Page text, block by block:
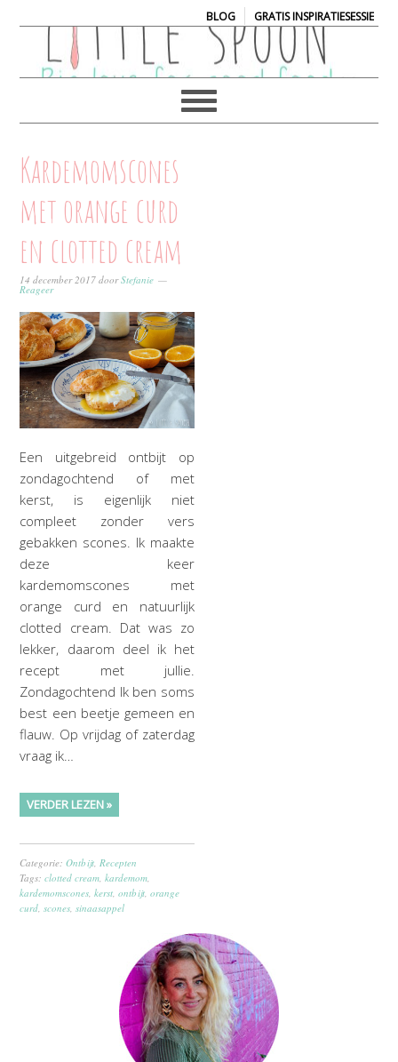
BLOG| GRATIS INSPIRATIESESSIE
Kardemomscones
met orange curd
en clotted cream
14 december 2017 doorStefanie
Reageer
Een uitgebreid ontbijt op
zondagochtend of met
kerst, is eigenlijk niet
compleet zonder vers
gebakken scones. Ik maakte
deze keer
kardemomscones met
orange curd en natuurlijk
clotted cream. Dat was zo
lekker, daarom deel ik het
recept met jullie.
Zondagochtend Ik ben soms
best een beetje gemeen en
flauw. Op vrijdag of zaterdag
vraag ik…
VERDER LEZEN »
Categorie:Ontbijt Recepten
Tags:clotted cream ,kardemom
kardemomscones ,kerst ,ontbijt ,orange
curd ,scones ,sinaasappel